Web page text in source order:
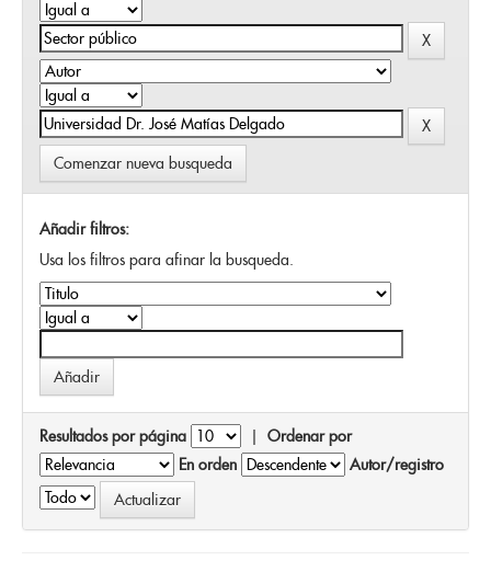
Comenzar nueva busqueda
Añadir filtros:
Usa los filtros para afinar la busqueda.
Resultados por página | Ordenar por
En orden
Autor/registro